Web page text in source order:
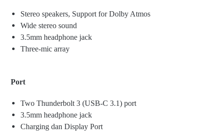
Stereo speakers, Support for Dolby Atmos
Wide stereo sound
3.5mm headphone jack
Three-mic array
Port
Two Thunderbolt 3 (USB-C 3.1) port
3.5mm headphone jack
Charging dan Display Port